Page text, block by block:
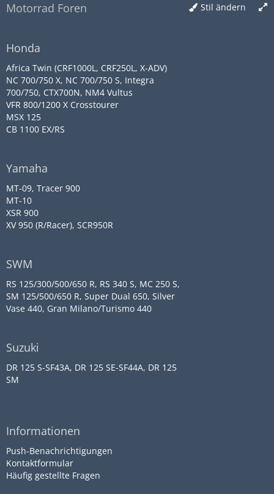
Stil ändern
Motorrad Foren
Honda
Africa Twin (CRF1000L, CRF250L, X-ADV)
NC 700/750 X, NC 700/750 S, Integra
700/750, CTX700N, NM4 Vultus
VFR 800/1200 X Crosstourer
MSX 125
CB 1100 EX/RS
Yamaha
MT-09, Tracer 900
MT-10
XSR 900
XV 950 (R/Racer), SCR950R
SWM
RS 125/300/500/650 R, RS 340 S, MC 250 S,
SM 125/500/650 R, Super Dual 650, Silver
Vase 440, Gran Milano/Turismo 440
Suzuki
DR 125 S-SF43A, DR 125 SE-SF44A, DR 125
SM
Informationen
Push-Benachrichtigungen
Kontaktformular
Häufig gestellte Fragen